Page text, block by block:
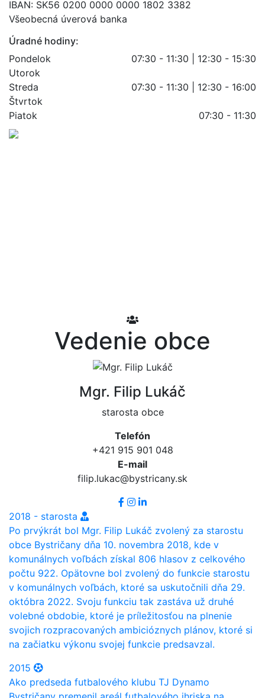
IBAN: SK56 0200 0000 0000 1802 3382
Všeobecná úverová banka
Úradné hodiny:
Pondelok
07:30 - 11:30 | 12:30 - 15:30
Utorok
Streda
07:30 - 11:30 | 12:30 - 16:00
Štvrtok
Piatok
07:30 - 11:30
Vedenie obce
Mgr. Filip Lukáč
starosta obce
Telefón
+421 915 901 048
E-mail
filip.lukac@bystricany.sk
2018 - starosta
Po prvýkrát bol Mgr. Filip Lukáč zvolený za starostu
obce Bystričany dňa 10. novembra 2018, kde v
komunálnych voľbách získal 806 hlasov z celkového
počtu 922. Opätovne bol zvolený do funkcie starostu
v komunálnych voľbách, ktoré sa uskutočnili dňa 29.
októbra 2022. Svoju funkciu tak zastáva už druhé
volebné obdobie, ktoré je príležitosťou na plnenie
svojich rozpracovaných ambicióznych plánov, ktoré si
na začiatku výkonu svojej funkcie predsavzal.
2015
Ako predseda futbalového klubu TJ Dynamo